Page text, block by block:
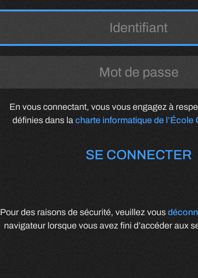
En vous connectant, vous vous engagez à
définies dans la charte informatique de l’École
SE CONNECTER
Pour des raisons de sécurité, veuillez vous
navigateur lorsque vous avez fini d’accéder aux